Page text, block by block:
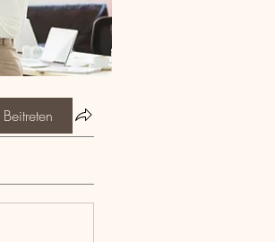
Beitreten